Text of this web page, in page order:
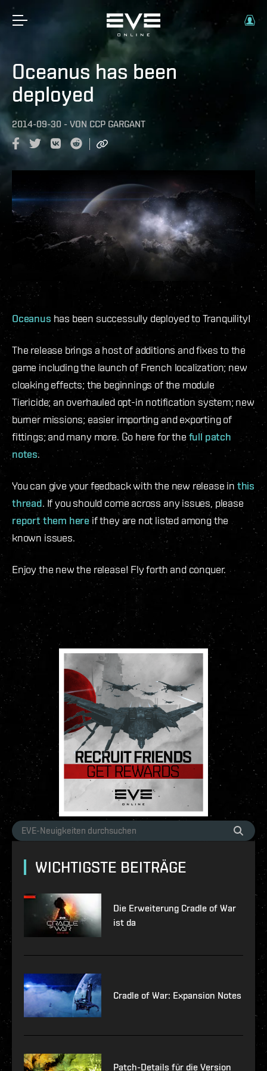
Oceanus has been
deployed
2014-09-30 - VON CCP GARGANT
Oceanus has been successully deployed to Tranquility!
The release brings a host of additions and fixes to the
game including the launch of French localization; new
cloaking effects; the beginnings of the module
Tiericide; an overhauled opt-in notification system; new
burner missions; easier importing and exporting of
fittings; and many more. Go here for the full patch
notes.
You can give your feedback with the new release in this
thread. If you should come across any issues, please
report them hereif they are not listed among the
known issues.
Enjoy the new the release! Fly forth and conquer.
WICHTIGSTE BEITRÄGE
Die Erweiterung Cradle of War
ist da
Cradle of War: Expansion Notes
Patch-Details für die Version